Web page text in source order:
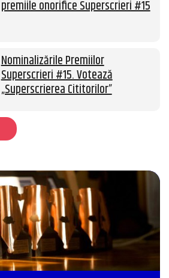
premiile onorifice Superscrieri #15
Nominalizările Premiilor
Superscrieri #15. Votează
„Superscrierea Cititorilor”